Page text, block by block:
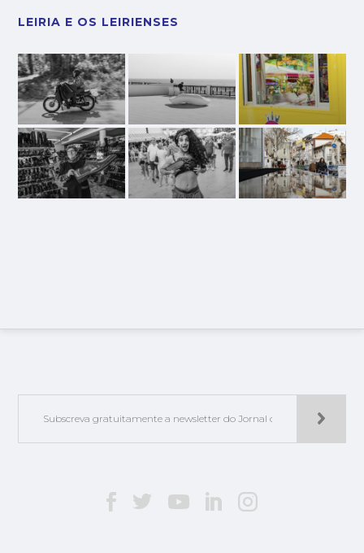
LEIRIA E OS LEIRIENSES